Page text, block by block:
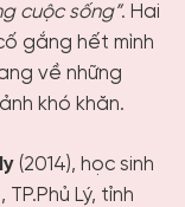
cuộc sống”. Hai
gắng hết mình
về những
khó khăn.
(2014), học sinh
Lý, tỉnh